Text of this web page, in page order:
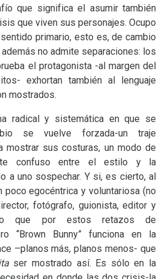
que significa el asumir también
que viven sus personajes. Ocupo
primario, esto es, de cambio
no admite separaciones: los
el protagonista -al margen del
exhortan también al lenguaje
mostrados.
radical y sistemática en que se
se vuelve forzada-un traje
mostrar sus costuras, un modo de
confuso entre el estilo y la
a uno sospechar. Y si, es cierto, al
egocéntrica y voluntariosa (no
fotógrafo, guionista, editor y
que por estos retazos de
“Brown Bunny” funciona en la
–planos más, planos menos- que
ser mostrado así. Es sólo en la